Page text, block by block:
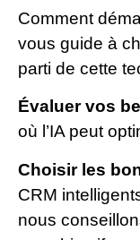
Comment
vous guide à
parti de cette
Évaluer vos
où l’IA peut
Choisir les
CRM
nous